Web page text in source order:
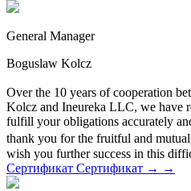
General Manager
Boguslaw Kolcz
Over the 10 years of cooperation
Kolcz and Ineureka LLC, we have
fulfill your obligations accurately
thank you for the fruitful and
wish you further success in this
Сертификат Сертификат → →